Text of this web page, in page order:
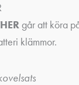
går att köra
klämmor.